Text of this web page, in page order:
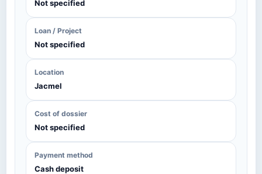
Not specified
Loan / Project
Not specified
Location
Jacmel
Cost of dossier
Not specified
Payment method
Cash deposit